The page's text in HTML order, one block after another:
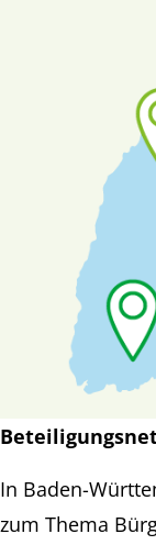
In Baden-
zum Thema